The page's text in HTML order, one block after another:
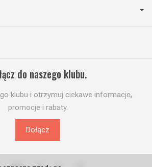
do naszego klubu.
klubu i otrzymuj ciekawe informacje,
promocje i rabaty.
Dołącz